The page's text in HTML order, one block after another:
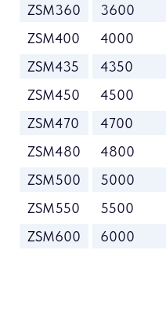
ZSM360 3600
ZSM400
4000
ZSM435
4350
ZSM450
4500
ZSM470
4700
ZSM480
4800
ZSM500
5000
ZSM550
5500
ZSM600
6000